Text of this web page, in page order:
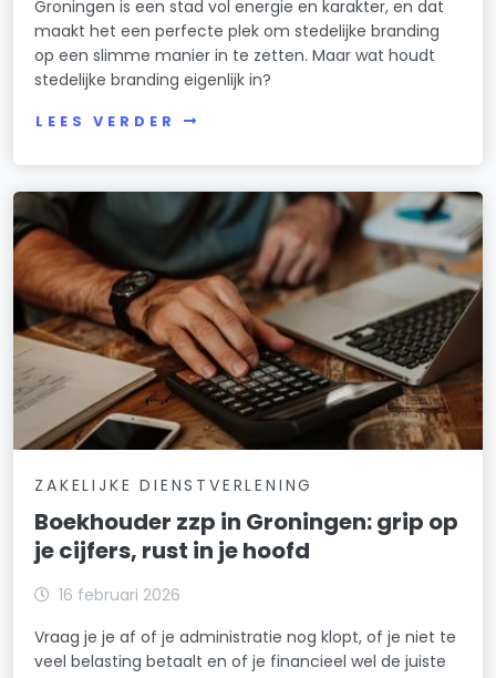
Groningen is een stad vol energie en karakter, en dat
maakt het een perfecte plek om stedelijke branding
op een slimme manier in te zetten. Maar wat houdt
stedelijke branding eigenlijk in?
LEES VERDER
ZAKELIJKE DIENSTVERLENING
Boekhouder zzp in Groningen: grip op
je cijfers, rust in je hoofd
16 februari 2026
Vraag je je af of je administratie nog klopt, of je niet te
veel belasting betaalt en of je financieel wel de juiste